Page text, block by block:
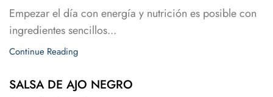
Empezar el día con energía y nutrición es posible con
ingredientes sencillos...
Continue Reading
SALSA DE AJO NEGRO